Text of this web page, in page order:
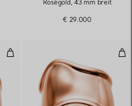
Roségold, 43 mm breit
€ 29.000
Kleiner Bone Cuff in Roségold,